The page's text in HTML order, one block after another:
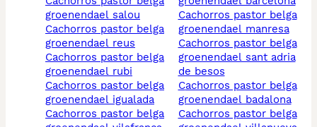
groenendael salou
cachorros pastor belga
groenendael reus
cachorros pastor belga
groenendael rubi
cachorros pastor belga
groenendael igualada
cachorros pastor belga
cachorros pastor belga
groenendael manresa
cachorros pastor belga
groenendael sant adria
de besos
cachorros pastor belga
groenendael badalona
cachorros pastor belga